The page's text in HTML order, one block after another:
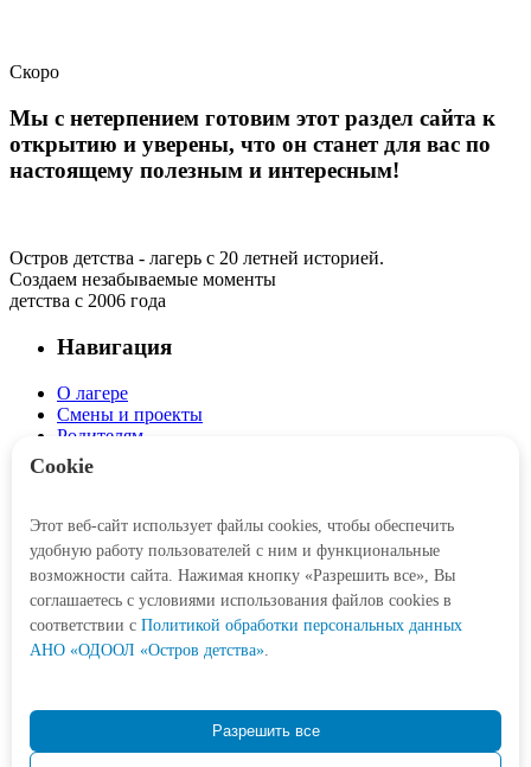
Скоро
Мы с нетерпением готовим этот раздел сайта к
открытию и уверены, что он станет для вас по
настоящему полезным и интересным!
Остров детства - лагерь с 20 летней историей.
Создаем незабываемые моменты
детства с 2006 года
Навигация
О лагере
Смены и проекты
Родителям
Детям
Личный кабинет
Корзина
Социальные сети
Контакты
+7 (3452) 77-21-47
Cookie
Этот веб-сайт использует файлы cookies, чтобы обеспечить
удобную работу пользователей с ним и функциональные
возможности сайта. Нажимая кнопку «Разрешить все», Вы
соглашаетесь с условиями использования файлов cookies в
соответствии c Политикой обработки персональных данных
АНО «ОДООЛ «Остров детства».
Разрешить все